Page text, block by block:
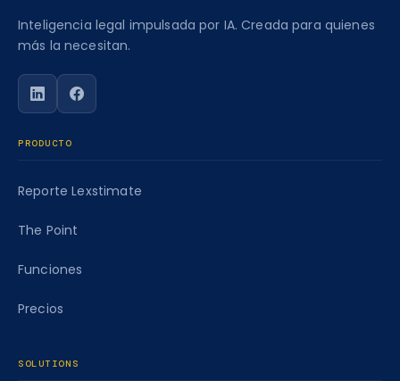
Inteligencia legal impulsada por IA. Creada para quienes
más la necesitan.
Siga a Caseworth en LinkedIn
Siga a Caseworth en Facebook
PRODUCTO
Reporte Lexstimate
The Point
Funciones
Precios
SOLUTIONS